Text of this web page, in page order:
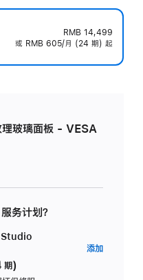
RMB 14,499
或 RMB 605/月 (24 期) 起
玻璃面板 - VESA
务计划？
Studio
期)
添加